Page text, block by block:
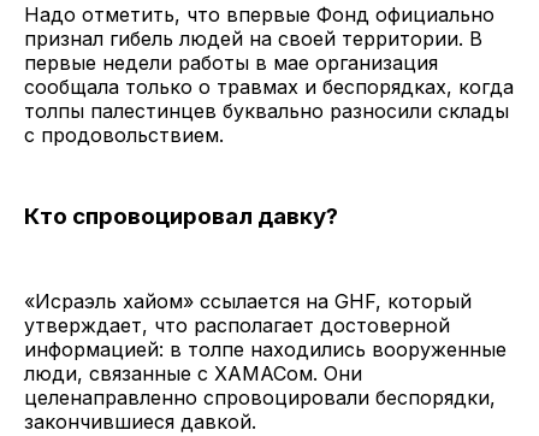
Надо отметить, что впервые Фонд официально
признал гибель людей на своей территории. В
первые недели работы в мае организация
сообщала только о травмах и беспорядках, когда
толпы палестинцев буквально разносили склады
с продовольствием.
Кто спровоцировал давку?
«Исраэль хайом» ссылается на GHF, который
утверждает, что располагает достоверной
информацией: в толпе находились вооруженные
люди, связанные с ХАМАСом. Они
целенаправленно спровоцировали беспорядки,
закончившиеся давкой.